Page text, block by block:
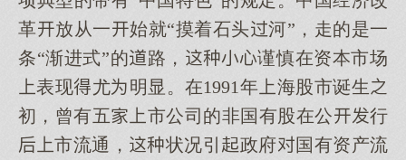
革放从一始就“摸着石头河”，走的是一
条“渐进式”的路，谨慎在资本市场
表现尤明显。在1991年海股市诞生
初，曾有五市公司的非国有股在公行
市流通，状况引政府国有资产流